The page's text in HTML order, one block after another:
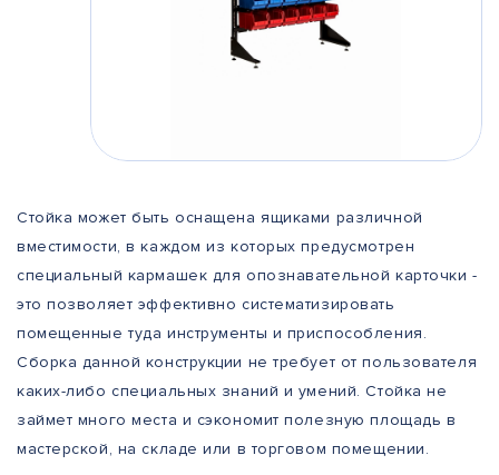
Стойка может быть оснащена ящиками различной
вместимости, в каждом из которых предусмотрен
специальный кармашек для опознавательной карточки -
это позволяет эффективно систематизировать
помещенные туда инструменты и приспособления.
Сборка данной конструкции не требует от пользователя
каких-либо специальных знаний и умений. Стойка не
займет много места и сэкономит полезную площадь в
мастерской, на складе или в торговом помещении.